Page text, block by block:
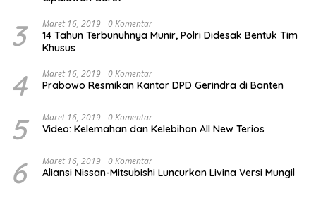
3 Maret 16, 2019 0 Komentar
14 Tahun Terbunuhnya Munir, Polri Didesak Bentuk Tim
Khusus
4 Maret 16, 2019 0 Komentar
Prabowo Resmikan Kantor DPD Gerindra di Banten
5 Maret 16, 2019 0 Komentar
Video: Kelemahan dan Kelebihan All New Terios
6 Maret 16, 2019 0 Komentar
Aliansi Nissan-Mitsubishi Luncurkan Livina Versi Mungil